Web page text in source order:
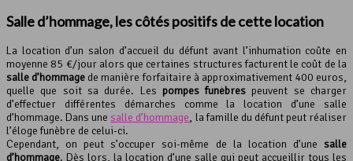
Salle d’hommage, les côtés positifs de cette location
La location d’un salon d’accueil du défunt avant l’inhumation coûte en
moyenne 85 €/jour alors que certaines structures facturent le coût de la
salle d’hommage de manière forfaitaire à approximativement 400 euros,
quelle que soit sa durée. Les pompes funèbres peuvent se charger
d’effectuer différentes démarches comme la location d’une salle
d’hommage. Dans une salle d’hommage, la famille du défunt peut réaliser
l’éloge funèbre de celui-ci.
Cependant, on peut s’occuper soi-même de la location d’une salle
d’hommage. Dès lors, la location d’une salle qui peut accueillir tous les